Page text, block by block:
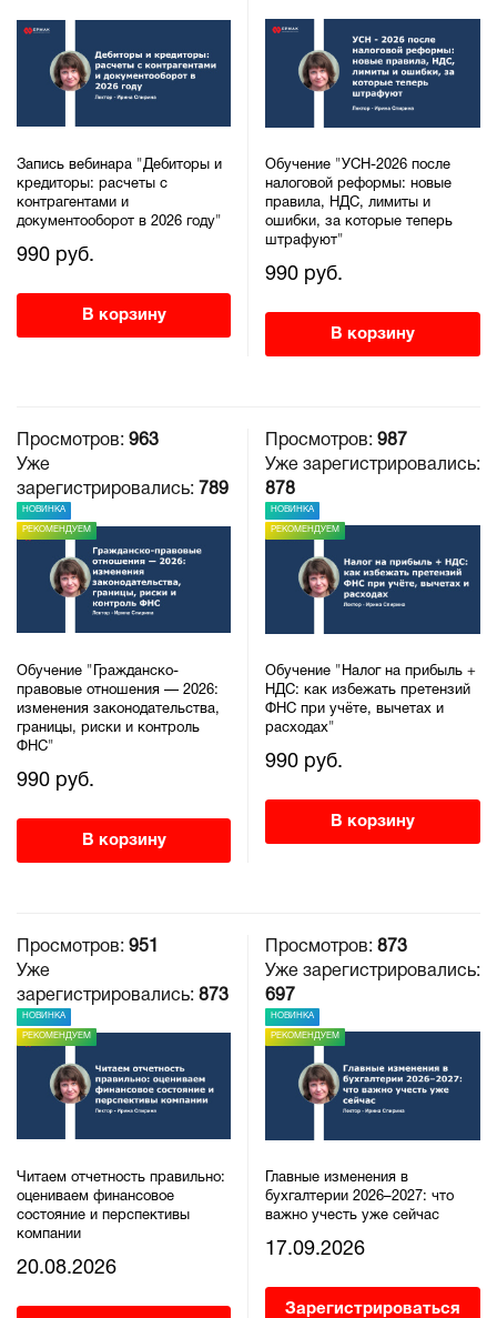
Запись вебинара "Дебиторы и
кредиторы: расчеты с
контрагентами и
документооборот в 2026 году"
990 руб.
В корзину
Обучение "УСН-2026 после
налоговой реформы: новые
правила, НДС, лимиты и
ошибки, за которые теперь
штрафуют"
990 руб.
В корзину
Просмотров: 963
Уже
зарегистрировались: 789
НОВИНКА
РЕКОМЕНДУЕМ
Обучение "Гражданско-
правовые отношения — 2026:
изменения законодательства,
границы, риски и контроль
ФНС"
990 руб.
В корзину
Просмотров: 987
Уже зарегистрировались:
878
НОВИНКА
РЕКОМЕНДУЕМ
Обучение "Налог на прибыль +
НДС: как избежать претензий
ФНС при учёте, вычетах и
расходах"
990 руб.
В корзину
Просмотров: 951
Уже
зарегистрировались: 873
НОВИНКА
РЕКОМЕНДУЕМ
Читаем отчетность правильно:
оцениваем финансовое
состояние и перспективы
компании
20.08.2026
Просмотров: 873
Уже зарегистрировались:
697
НОВИНКА
РЕКОМЕНДУЕМ
Главные изменения в
бухгалтерии 2026–2027: что
важно учесть уже сейчас
17.09.2026
Зарегистрироваться